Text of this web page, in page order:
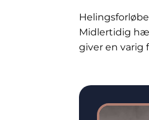
Midlertidig
giver en varig